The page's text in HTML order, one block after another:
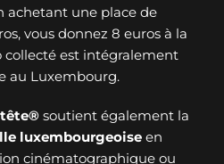
achetant une place de
vous donnez 8 euros à la
collecté est intégralement
au Luxembourg.
tête® soutient également la
luxembourgeoise en
cinématographique ou